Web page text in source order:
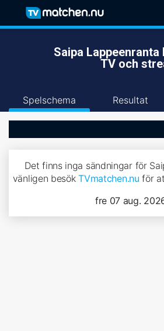
Saipa Lappeenranta
TV och
Spelschema Resultat
Det finns inga sändningar för
vänligen besökTVmatchen.nu för
fre 07 aug.